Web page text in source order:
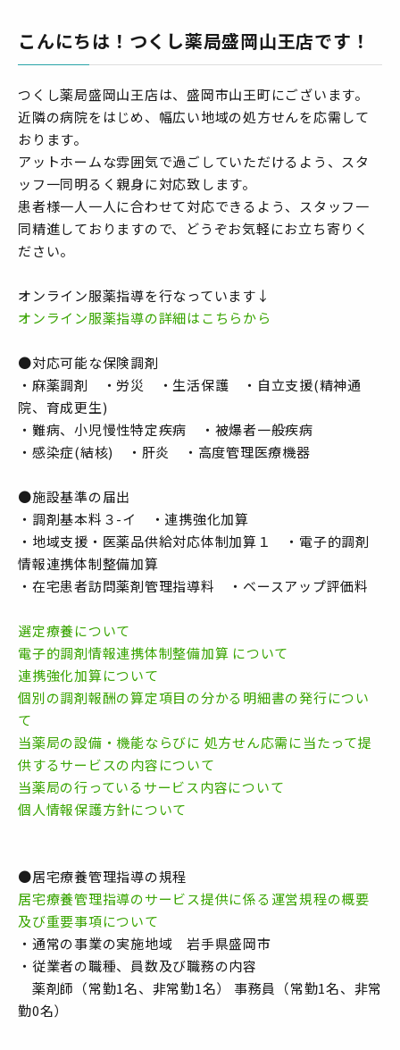
こんにちは！つくし薬局盛岡山王店です！
つくし薬局盛岡山王店は、盛岡市山王町にございます。
近隣の病院をはじめ、幅広い地域の処方せんを応需して
おります。
アットホームな雰囲気で過ごしていただけるよう、スタ
ッフ一同明るく親身に対応致します。
患者様一人一人に合わせて対応できるよう、スタッフ一
同精進しておりますので、どうぞお気軽にお立ち寄りく
ださい。
オンライン服薬指導を行なっています↓
オンライン服薬指導の詳細はこちらから
●対応可能な保険調剤
・麻薬調剤 ・労災 ・生活保護 ・自立支援(精神通
院、育成更生)
・難病、小児慢性特定疾病 ・被爆者一般疾病
・感染症(結核) ・肝炎 ・高度管理医療機器
●施設基準の届出
・調剤基本料３-イ ・連携強化加算
・地域支援・医薬品供給対応体制加算１ ・電子的調剤
情報連携体制整備加算
・在宅患者訪問薬剤管理指導料 ・ベースアップ評価料
選定療養について
電子的調剤情報連携体制整備加算 について
連携強化加算について
個別の調剤報酬の算定項目の分かる明細書の発行につい
て
当薬局の設備・機能ならびに 処方せん応需に当たって提
供するサービスの内容について
当薬局の行っているサービス内容について
個人情報保護方針について
●居宅療養管理指導の規程
居宅療養管理指導のサービス提供に係る運営規程の概要
及び重要事項について
・通常の事業の実施地域 岩手県盛岡市
・従業者の職種、員数及び職務の内容
薬剤師（常勤1名、非常勤1名） 事務員（常勤1名、非常
勤0名）